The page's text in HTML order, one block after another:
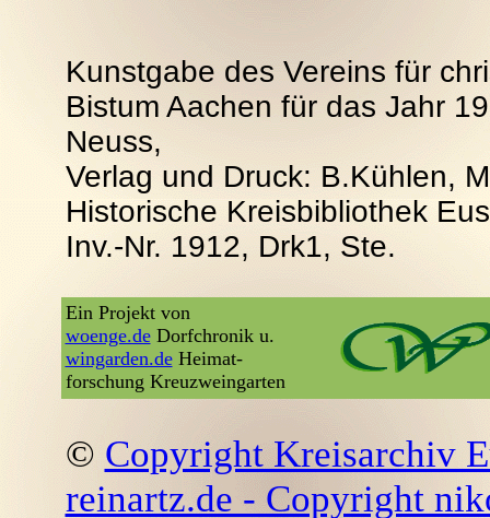
Kunstgabe des Vereins für
Bistum Aachen für das Jahr
Neuss,
Verlag und Druck: B.Kühlen,
Historische Kreisbibliothek
Inv.-Nr. 1912, Drk1, Ste.
Ein Projekt von
woenge.deDorfchronik u.
wingarden.deHeimat-
forschung Kreuzweingarten
© Copyright Kreisarchiv
reinartz.de - Copyright